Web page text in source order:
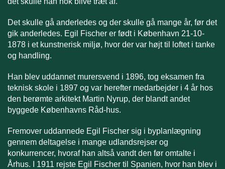
Det skulle gå anderledes og der skulle gå mange år, før det
gik anderledes. Egil Fischer er født i København 21-10-
1878 i et kunstnerisk miljø, hvor der var højt til loftet i tanke
og handling.
Han blev uddannet murersvend i 1896, tog eksamen fra
teknisk skole i 1897 og var herefter medarbejder i 4 år hos
den berømte arkitekt Martin Nyrup, der blandt andet
byggede Københavns Råd-hus.
Fremover uddannede Egil Fischer sig i byplanlægning
gennem deltagelse i mange udlandsrejser og
konkurrencer, hvoraf han altså vandt den før omtalte i
Århus. I 1911 rejste Egil Fischer til Spanien, hvor han blev i